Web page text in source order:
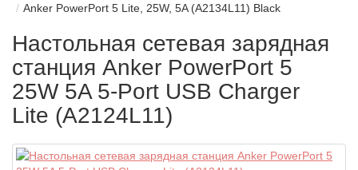
Anker PowerPort 5 Lite, 25W, 5A (A2134L11) Black
Настольная сетевая зарядная
станция Anker PowerPort 5
25W 5A 5-Port USB Charger
Lite (A2124L11)